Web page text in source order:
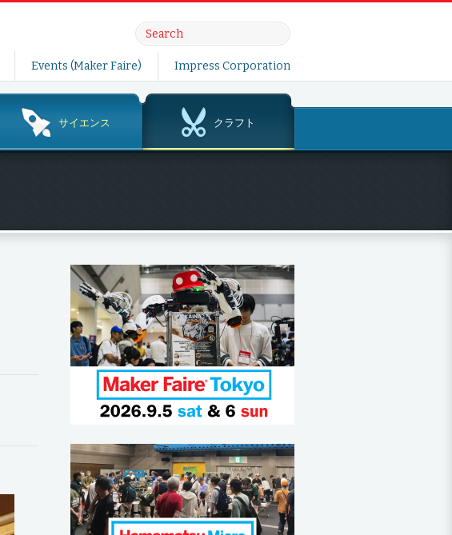
Events (Maker Faire) Impress Corporation
サイエンス クラフト